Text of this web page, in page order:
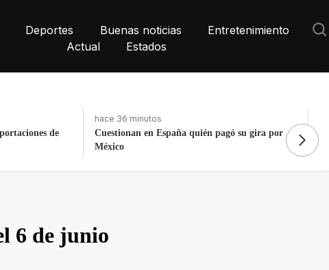
Deportes Buenas noticias
Entretenimiento
Actual
Estados
su gira por
hace 2 días, 3 horas
Fortalece la economía circular; recupera 30
toneladas de residuos
6 de junio